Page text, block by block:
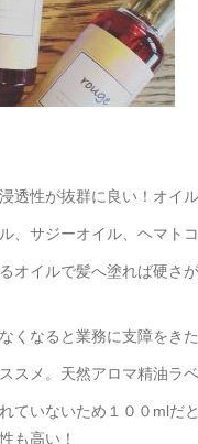
透性が抜群に良い！オイ
、サジーオイル、ヘマト
オイルで髪へ塗れば硬さ
くなると業務に支障をき
スメ。天然アロマ精油ラ
ていないため１００mlだ
も高い！